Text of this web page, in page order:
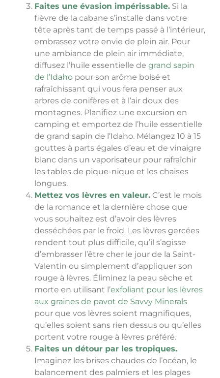
Faites une évasion impérissable. Si la
fièvre de la cabane s’installe dans votre
tête après tant de temps passé à l’intérieur,
embrassez votre envie de plein air. Pour
une ambiance de plein air immédiate,
diffusez l’huile essentielle de grand sapin
de l’Idaho pour son arôme boisé et
rafraîchissant qui vous fera penser aux
arbres de conifères et à l’air doux des
montagnes. Planifiez une excursion en
camping et emportez de l’huile essentielle
de grand sapin de l’Idaho. Mélangez 10 à 15
gouttes à parts égales d’eau et de vinaigre
blanc dans un vaporisateur pour rafraîchir
les tables de pique-nique et les chaises
longues.
Mettez vos lèvres en valeur. C’est le mois
de la romance et la dernière chose que
vous souhaitez est d’avoir des lèvres
desséchées par le froid. Les lèvres gercées
rendent tout plus difficile, qu’il s’agisse
d’embrasser l’être cher le jour de la Saint-
Valentin ou simplement d’appliquer son
rouge à lèvres. Éliminez la peau sèche et
morte en utilisant l’exfoliant pour les lèvres
aux graines de pavot de Savvy Minerals
pour que vos lèvres soient magnifiques,
qu’elles soient sans rien dessus ou qu’elles
portent votre rouge à lèvres préféré.
Faites un détour par les tropiques.
Imaginez les brises chaudes de l’océan, le
balancement des palmiers et les plages